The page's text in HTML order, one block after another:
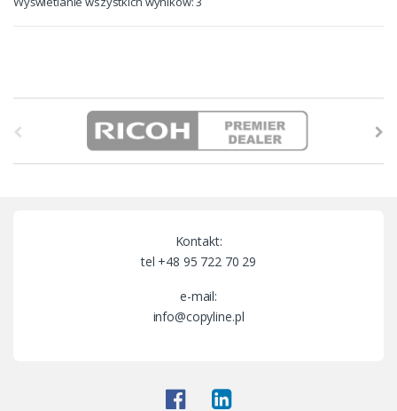
Kontakt:
tel +48 95 722 70 29
e-mail:
info@copyline.pl